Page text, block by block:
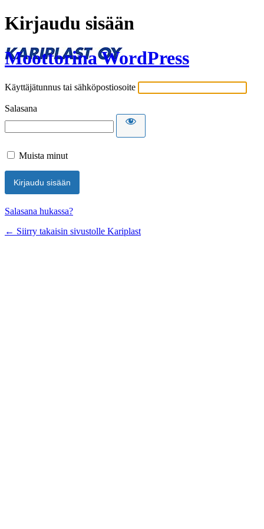
Kirjaudu sisään
Moottorina WordPress
Käyttäjätunnus tai sähköpostiosoite
Salasana
Muista minut
Salasana hukassa?
← Siirry takaisin sivustolle Kariplast